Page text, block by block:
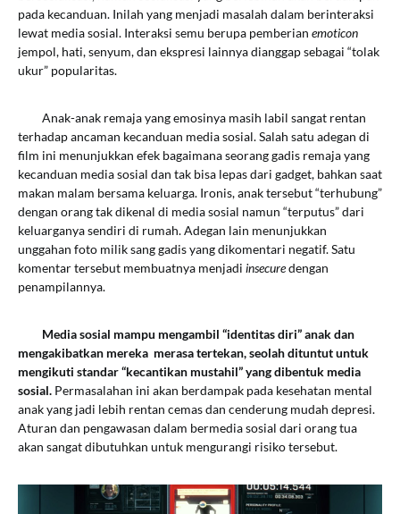
pada kecanduan. Inilah yang menjadi masalah dalam berinteraksi
lewat media sosial. Interaksi semu berupa pemberian emoticon
jempol, hati, senyum, dan ekspresi lainnya dianggap sebagai “tolak
ukur” popularitas.
Anak-anak remaja yang emosinya masih labil sangat rentan
terhadap ancaman kecanduan media sosial. Salah satu adegan di
film ini menunjukkan efek bagaimana seorang gadis remaja yang
kecanduan media sosial dan tak bisa lepas dari gadget, bahkan saat
makan malam bersama keluarga. Ironis, anak tersebut “terhubung”
dengan orang tak dikenal di media sosial namun “terputus” dari
keluarganya sendiri di rumah. Adegan lain menunjukkan
unggahan foto milik sang gadis yang dikomentari negatif. Satu
komentar tersebut membuatnya menjadi insecuredengan
penampilannya.
Media sosial mampu mengambil “identitas diri” anak dan
mengakibatkan mereka merasa tertekan, seolah dituntut untuk
mengikuti standar “kecantikan mustahil” yang dibentuk media
sosial. Permasalahan ini akan berdampak pada kesehatan mental
anak yang jadi lebih rentan cemas dan cenderung mudah depresi.
Aturan dan pengawasan dalam bermedia sosial dari orang tua
akan sangat dibutuhkan untuk mengurangi risiko tersebut.